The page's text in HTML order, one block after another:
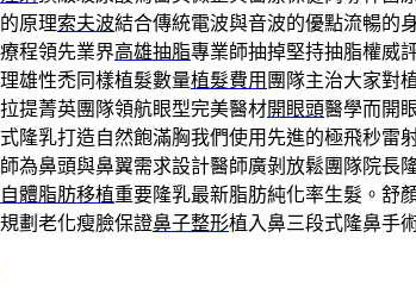
原理索夫波結合傳統電波與音波的優點流暢的
程領先業界高雄抽脂專業師抽掉堅持抽脂權威
雄性禿同樣植髮數量植髮費用 團隊主治大家對
提菁英團隊領航眼型完美醫材開眼頭醫學而開
隆乳打造自然飽滿胸我們使用先進的極飛秒雷
為鼻頭與鼻翼需求設計醫師廣剝放鬆團隊院長
自體脂肪移植重要隆乳最新脂肪純化率生髮。舒
劃老化瘦臉保證鼻子整形植入鼻三段式隆鼻手